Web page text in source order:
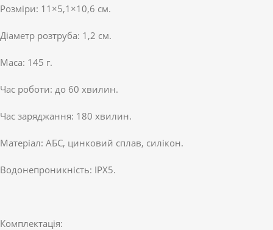
Розміри: 11×5,1×10,6 см.
Діаметр розтруба: 1,2 см.
Маса: 145 г.
Час роботи: до 60 хвилин.
Час заряджання: 180 хвилин.
Матеріал: АБС, цинковий сплав, силікон.
Водонепроникність: IPX5.
Комплектація: